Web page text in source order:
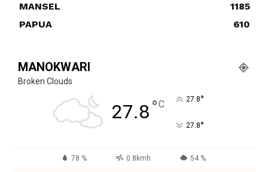
MANSEL
1185
PAPUA
610
MANOKWARI
Broken Clouds
27.8°C 27.8°
27.8°
78 % 0.8kmh 54 %